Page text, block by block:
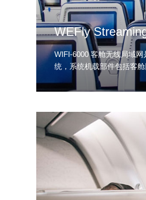
WEFly
WIFI-6000 客舱无线局域
统，系统机载部件包括客
AP-4000）...
查看更多